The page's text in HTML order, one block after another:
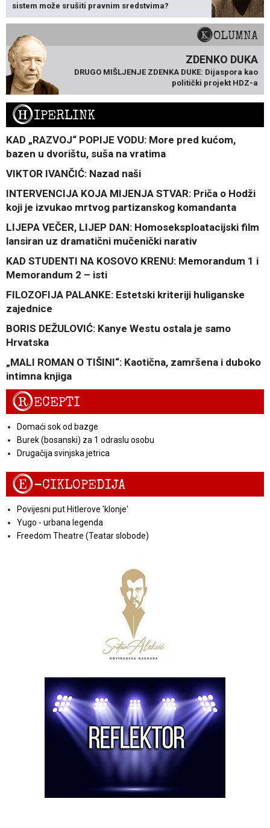
sistem može srušiti pravnim sredstvima?
KOLUMNA
ZDENKO DUKA
DRUGO MIŠLJENJE ZDENKA DUKE: Dijaspora kao
politički projekt HDZ-a
HIPERLINK
KAD „RAZVOJ“ POPIJE VODU: More pred kućom,
bazen u dvorištu, suša na vratima
VIKTOR IVANČIĆ: Nazad naši
INTERVENCIJA KOJA MIJENJA STVAR: Priča o Hodži
koji je izvukao mrtvog partizanskog komandanta
LIJEPA VEČER, LIJEP DAN: Homoseksploatacijski film
lansiran uz dramatični mučenički narativ
KAD STUDENTI NA KOSOVO KRENU: Memorandum 1 i
Memorandum 2 – isti
FILOZOFIJA PALANKE: Estetski kriteriji huliganske
zajednice
BORIS DEŽULOVIĆ: Kanye Westu ostala je samo
Hrvatska
„MALI ROMAN O TIŠINI“: Kaotična, zamršena i duboko
intimna knjiga
RECEPTI
Domaći sok od bazge
Burek (bosanski) za 1 odraslu osobu
Drugačija svinjska jetrica
E-CIKLOPEDIJA
Povijesni put Hitlerove 'klonje'
Yugo - urbana legenda
Freedom Theatre (Teatar slobode)